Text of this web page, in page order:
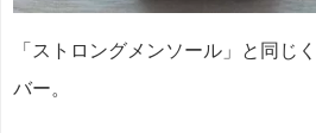
「ストロングメンソール」と同じ
バー。